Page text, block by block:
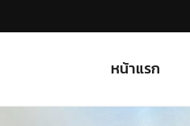
หน้าแรก